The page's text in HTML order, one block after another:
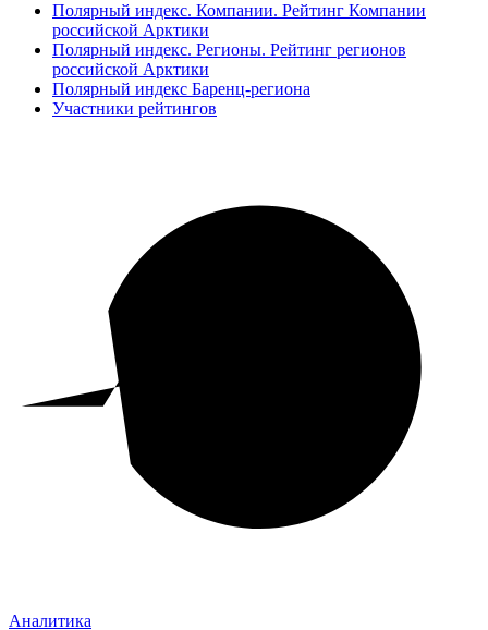
Полярный индекс. Компании. Рейтинг Компании
российской Арктики
Полярный индекс. Регионы. Рейтинг регионов
российской Арктики
Полярный индекс Баренц-региона
Участники рейтингов
Аналитика